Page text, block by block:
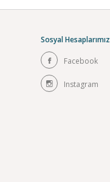
Sosyal Hesaplarımız
Facebook
Instagram